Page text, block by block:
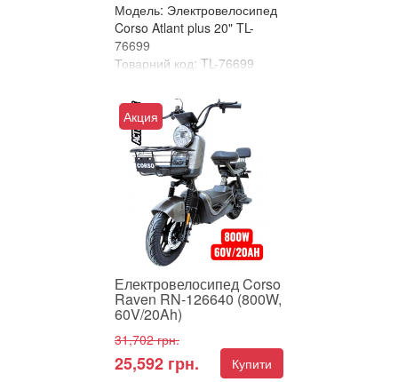
Модель: Электровелосипед
Corso Atlant plus 20" TL-
76699
Товарний код: TL-76699
Порівняти
ЕЛЕКТРОВЕЛОСИПЕД
CORSO ATLANT PLUS 20" –
НАДІЙНИЙ ТА ПОТУЖНИЙ
АТЛАНТ У СВІТІ
КОМПАКТНИХ ЕЛЕКТРОБ...
Акция
Електровелосипед Corso
Raven RN-126640 (800W,
60V/20Ah)
31,702 грн.
25,592 грн.
Купити